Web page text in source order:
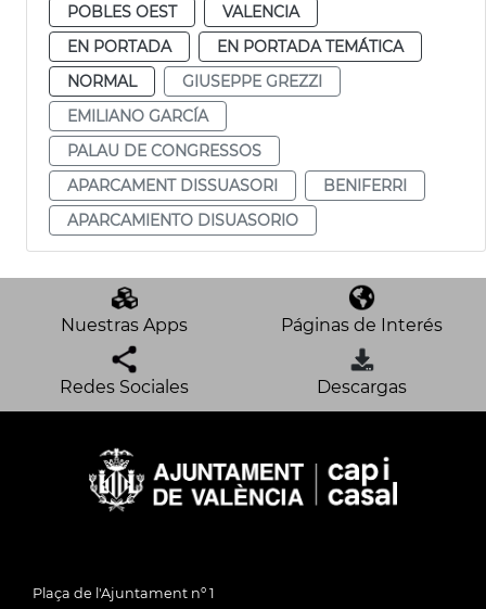
POBLES OEST
VALENCIA
EN PORTADA
EN PORTADA TEMÁTICA
NORMAL
GIUSEPPE GREZZI
EMILIANO GARCÍA
PALAU DE CONGRESSOS
APARCAMENT DISSUASORI
BENIFERRI
APARCAMIENTO DISUASORIO
Nuestras Apps Páginas de Interés
Redes Sociales Descargas
Plaça de l'Ajuntament nº 1